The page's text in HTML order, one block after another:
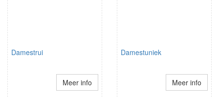
Damestrui
Meer info
Damestuniek
Meer info